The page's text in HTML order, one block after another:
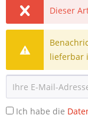
Dieser
lieferbar
Ich habe die